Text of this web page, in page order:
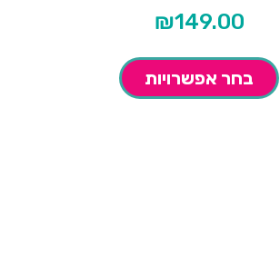
₪149.00
בחר אפשרויות